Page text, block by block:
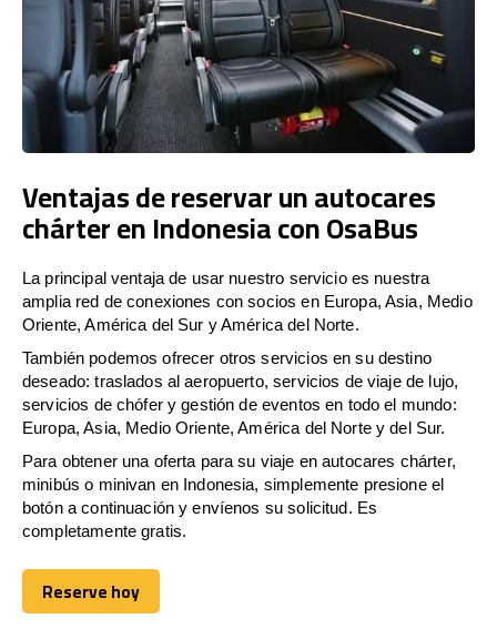
Ventajas de reservar un autocares
chárter en Indonesia con OsaBus
La principal ventaja de usar nuestro servicio es nuestra
amplia red de conexiones con socios en Europa, Asia, Medio
Oriente, América del Sur y América del Norte.
También podemos ofrecer otros servicios en su destino
deseado: traslados al aeropuerto, servicios de viaje de lujo,
servicios de chófer y gestión de eventos en todo el mundo:
Europa, Asia, Medio Oriente, América del Norte y del Sur.
Para obtener una oferta para su viaje en autocares chárter,
minibús o minivan en Indonesia, simplemente presione el
botón a continuación y envíenos su solicitud. Es
completamente gratis.
Reserve hoy
Reserve hoy